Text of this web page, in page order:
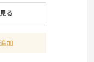
る
加